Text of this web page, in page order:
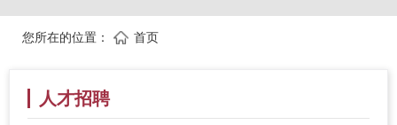
您所在的位置： 首页
人才招聘